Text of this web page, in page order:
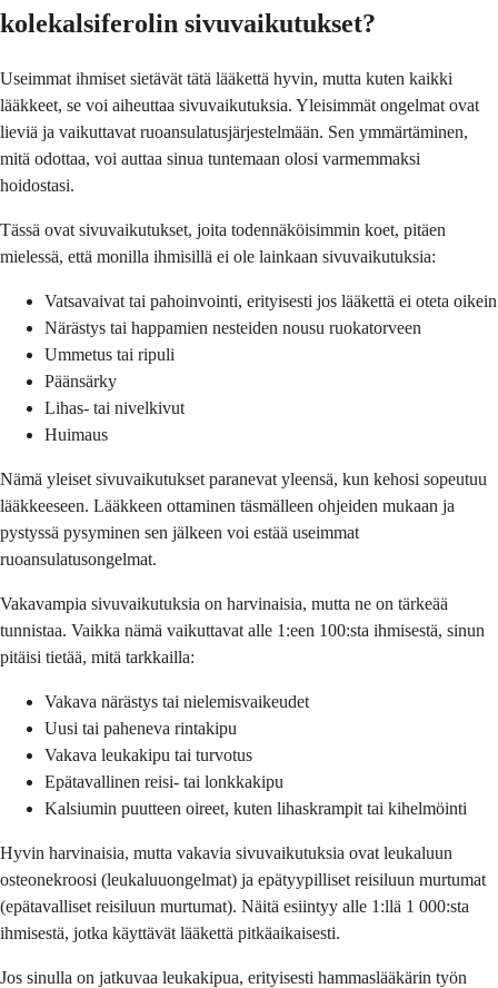
kolekalsiferolin sivuvaikutukset?
Useimmat ihmiset sietävät tätä lääkettä hyvin, mutta kuten kaikki
lääkkeet, se voi aiheuttaa sivuvaikutuksia. Yleisimmät ongelmat ovat
lieviä ja vaikuttavat ruoansulatusjärjestelmään. Sen ymmärtäminen,
mitä odottaa, voi auttaa sinua tuntemaan olosi varmemmaksi
hoidostasi.
Tässä ovat sivuvaikutukset, joita todennäköisimmin koet, pitäen
mielessä, että monilla ihmisillä ei ole lainkaan sivuvaikutuksia:
Vatsavaivat tai pahoinvointi, erityisesti jos lääkettä ei oteta oikein
Närästys tai happamien nesteiden nousu ruokatorveen
Ummetus tai ripuli
Päänsärky
Lihas- tai nivelkivut
Huimaus
Nämä yleiset sivuvaikutukset paranevat yleensä, kun kehosi sopeutuu
lääkkeeseen. Lääkkeen ottaminen täsmälleen ohjeiden mukaan ja
pystyssä pysyminen sen jälkeen voi estää useimmat
ruoansulatusongelmat.
Vakavampia sivuvaikutuksia on harvinaisia, mutta ne on tärkeää
tunnistaa. Vaikka nämä vaikuttavat alle 1:een 100:sta ihmisestä, sinun
pitäisi tietää, mitä tarkkailla:
Vakava närästys tai nielemisvaikeudet
Uusi tai paheneva rintakipu
Vakava leukakipu tai turvotus
Epätavallinen reisi- tai lonkkakipu
Kalsiumin puutteen oireet, kuten lihaskrampit tai kihelmöinti
Hyvin harvinaisia, mutta vakavia sivuvaikutuksia ovat leukaluun
osteonekroosi (leukaluuongelmat) ja epätyypilliset reisiluun murtumat
(epätavalliset reisiluun murtumat). Näitä esiintyy alle 1:llä 1 000:sta
ihmisestä, jotka käyttävät lääkettä pitkäaikaisesti.
Jos sinulla on jatkuvaa leukakipua, erityisesti hammaslääkärin työn